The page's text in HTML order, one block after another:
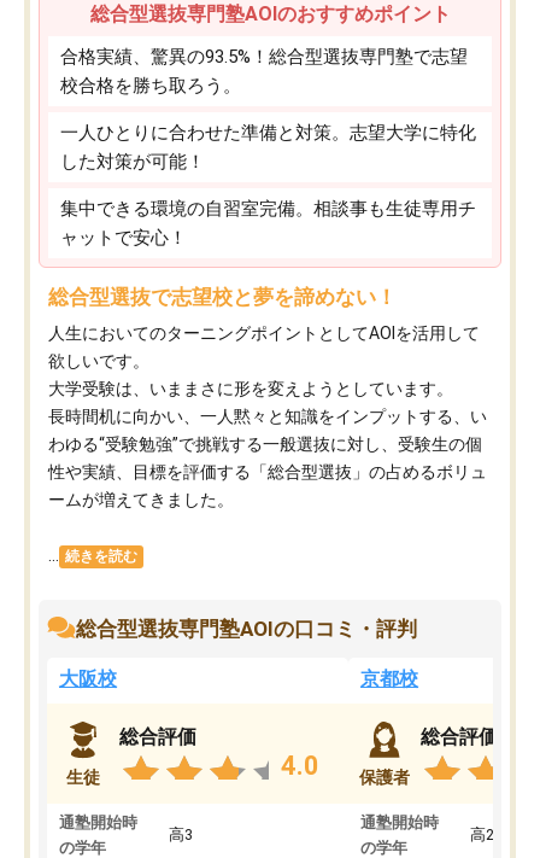
総合型選抜専門塾AOIのおすすめポイント
合格実績、驚異の93.5%！総合型選抜専門塾で志望
校合格を勝ち取ろう。
一人ひとりに合わせた準備と対策。志望大学に特化
した対策が可能！
集中できる環境の自習室完備。相談事も生徒専用チ
ャットで安心！
総合型選抜で志望校と夢を諦めない！
人生においてのターニングポイントとしてAOIを活用して
欲しいです。
大学受験は、いままさに形を変えようとしています。
長時間机に向かい、一人黙々と知識をインプットする、い
わゆる“受験勉強”で挑戦する一般選抜に対し、受験生の個
性や実績、目標を評価する「総合型選抜」の占めるボリュ
ームが増えてきました。
続きを読む
総合型選抜専門塾AOIの口コミ・評判
大阪校
生徒
総合評価
4.0
通塾開始時
の学年
高3
京都校
保護者
総合評価
通塾開始時
の学年
高2